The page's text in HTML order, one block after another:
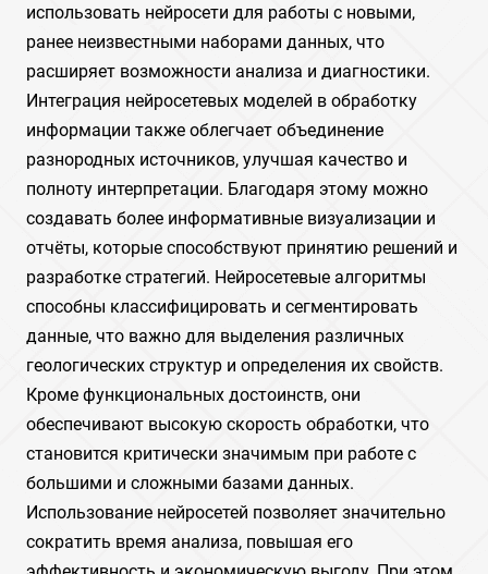
использовать нейросети для работы с новыми,
ранее неизвестными наборами данных, что
расширяет возможности анализа и диагностики.
Интеграция нейросетевых моделей в обработку
информации также облегчает объединение
разнородных источников, улучшая качество и
полноту интерпретации. Благодаря этому можно
создавать более информативные визуализации и
отчёты, которые способствуют принятию решений и
разработке стратегий. Нейросетевые алгоритмы
способны классифицировать и сегментировать
данные, что важно для выделения различных
геологических структур и определения их свойств.
Кроме функциональных достоинств, они
обеспечивают высокую скорость обработки, что
становится критически значимым при работе с
большими и сложными базами данных.
Использование нейросетей позволяет значительно
сократить время анализа, повышая его